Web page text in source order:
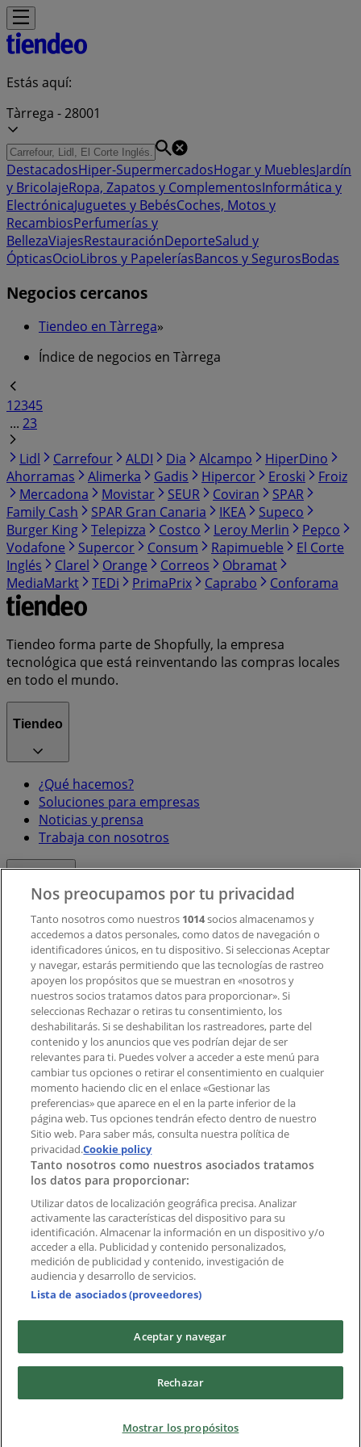
Estás aquí:
Tàrrega - 28001
DestacadosHiper-SupermercadosHogar y MueblesJardín
y BricolajeRopa, Zapatos y ComplementosInformática y
ElectrónicaJuguetes y BebésCoches, Motos y
RecambiosPerfumerías y
BellezaViajesRestauraciónDeporteSalud y
ÓpticasOcioLibros y PapeleríasBancos y SegurosBodas
Negocios cercanos
Tiendeo en Tàrrega»
Índice de negocios en Tàrrega
12345
... 23
Lidl
Carrefour ALDI Dia Alcampo
HiperDino
Ahorramas
Alimerka Gadis Hipercor Eroski
Froiz
Mercadona
Movistar SEUR Coviran
SPAR
Family Cash
SPAR Gran Canaria IKEA
Supeco
Burger King
Telepizza Costco Leroy Merlin
Pepco
Vodafone
Supercor Consum Rapimueble
El Corte
Inglés
Clarel Orange Correos
Obramat
MediaMarkt
TEDi PrimaPrix Caprabo Conforama
Tiendeo forma parte de Shopfully, la empresa
tecnológica que está reinventando las compras locales
en todo el mundo.
Tiendeo
¿Qué hacemos?
Soluciones para empresas
Noticias y prensa
Trabaja con nosotros
Contacto comercial y de marketing
Tienda mal colocada en el mapa
Notificar un folleto
¿Encontraste un problema en la web o en la
aplicación?
Índices
Marcas
Marcas locales
Negocios
Negocios cercanos
Productos
Productos locales
Ciudades
Descargar la APP Tiendeo
Copyright © Tiendeo ® 2026 · Shopfully Marketing S.L.U. –
Términos y condicionesPolítica de privacidad
Nos preocupamos por tu privacidad
Tanto nosotros como nuestros 1014socios almacenamos y
accedemos a datos personales, como datos de navegación o
identificadores únicos, en tu dispositivo. Si seleccionas Aceptar
y navegar, estarás permitiendo que las tecnologías de rastreo
apoyen los propósitos que se muestran en «nosotros y
nuestros socios tratamos datos para proporcionar». Si
seleccionas Rechazar o retiras tu consentimiento, los
deshabilitarás. Si se deshabilitan los rastreadores, parte del
contenido y los anuncios que ves podrían dejar de ser
relevantes para ti. Puedes volver a acceder a este menú para
cambiar tus opciones o retirar el consentimiento en cualquier
momento haciendo clic en el enlace «Gestionar las
preferencias» que aparece en el en la parte inferior de la
página web. Tus opciones tendrán efecto dentro de nuestro
Sitio web. Para saber más, consulta nuestra política de
privacidad.Cookie policy
Tanto nosotros como nuestros asociados tratamos
los datos para proporcionar:
Utilizar datos de localización geográfica precisa. Analizar
activamente las características del dispositivo para su
identificación. Almacenar la información en un dispositivo y/o
acceder a ella. Publicidad y contenido personalizados,
medición de publicidad y contenido, investigación de
audiencia y desarrollo de servicios.
Lista de asociados (proveedores)
Aceptar y navegar
Rechazar
Mostrar los propósitos